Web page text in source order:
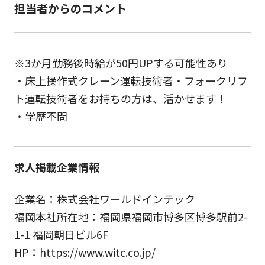
担当者からのコメント
※3か月勤務後時給が50円UPする可能性あり
・床上操作式クレーン運転技術者・フォークリフ
ト運転技術者をお持ちの方は、活かせます！
・学歴不問
求人掲載企業情報
企業名：株式会社ワールドインテック
福岡本社所在地：福岡県福岡市博多区博多駅前2-
1-1 福岡朝日ビル6F
HP：https://www.witc.co.jp/